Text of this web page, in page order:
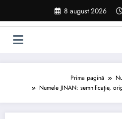
conținut
8 august 2026
Prima pagină
Numele JINAN: semnificație,